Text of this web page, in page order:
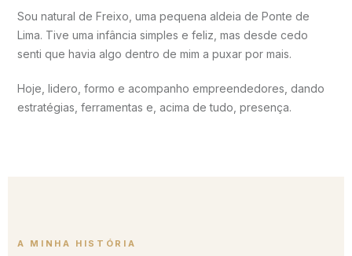
Sou natural de Freixo, uma pequena aldeia de Ponte de
Lima. Tive uma infância simples e feliz, mas desde cedo
senti que havia algo dentro de mim a puxar por mais.
Hoje, lidero, formo e acompanho empreendedores, dando
estratégias, ferramentas e, acima de tudo, presença.
A MINHA HISTÓRIA